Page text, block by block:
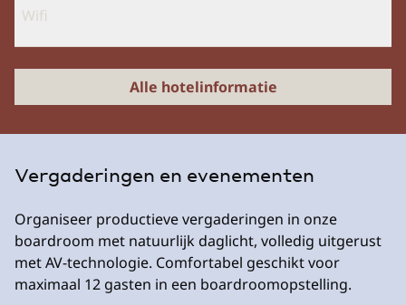
Wifi
Alle hotelinformatie
Vergaderingen en evenementen
Organiseer productieve vergaderingen in onze
boardroom met natuurlijk daglicht, volledig uitgerust
met AV-technologie. Comfortabel geschikt voor
maximaal 12 gasten in een boardroomopstelling.